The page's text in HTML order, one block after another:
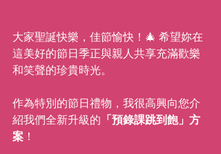
大家聖誕快樂，佳節愉快！🎄 希望妳在
這美好的節日季正與親人共享充滿歡樂
和笑聲的珍貴時光。
作為特別的節日禮物，我很高興向您介
紹我們全新升級的 「預錄課跳到飽」方
案 ！